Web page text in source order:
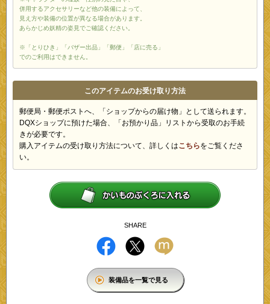
併用するアクセサリーなど他の装備によって、
見え方や装備の位置が異なる場合があります。
あらかじめ妖精の姿見でご確認ください。
※「とりひき」「バザー出品」「郵便」「店に売る」
でのご利用はできません。
このアイテムのお受け取り方法
郵便局・郵便ポストへ、「ショップからの届け物」として送られます。
DQXショップに預けた場合、「お預かり品」リストから受取のお手続
きが必要です。
購入アイテムの受け取り方法について、詳しくはこちらをご覧くださ
い。
SHARE
装備品を一覧で見る